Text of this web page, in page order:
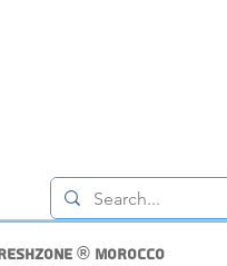
® morocco